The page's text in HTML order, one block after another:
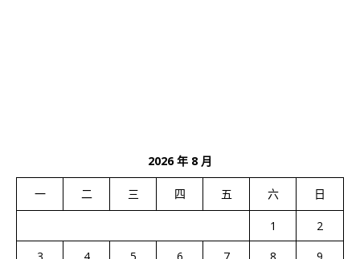
2026 年 8 月
一 二 三 四 五 六 日
1
2